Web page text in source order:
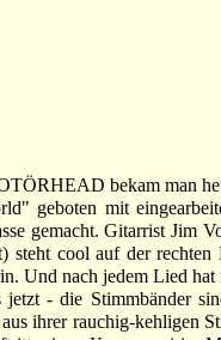
bekam man
geboten mit
gemacht. Gitarrist Jim
steht cool auf der rechten
Und nach jedem Lied hat
- die Stimmbänder
ihrer rauchig-kehligen